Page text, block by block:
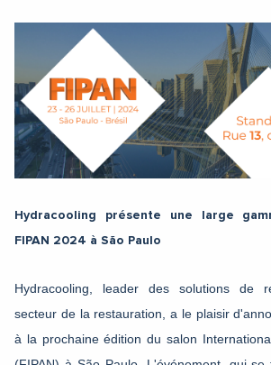
Hydracooling présente une large
FIPAN 2024 à São Paulo
Hydracooling, leader des solutions de
secteur de la restauration, a le plaisir
à la prochaine édition du salon